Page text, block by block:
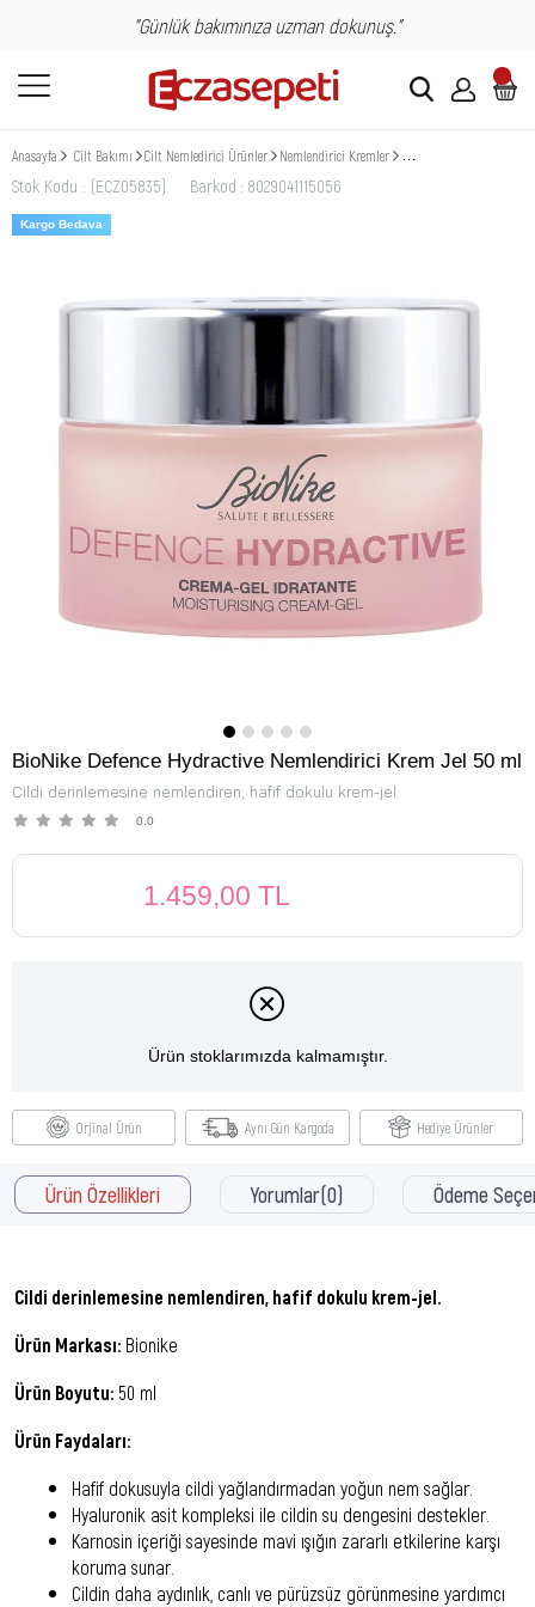
"Günlük bakımınıza uzman dokunuş."
Anasayfa Cilt Bakımı Cilt Nemledirici Ürünler Nemlendirici Kremler BioNike Defence
Stok Kodu (ECZ05835) Barkod : 8029041115056
Kargo Bedava
BioNike Defence Hydractive Nemlendirici Krem Jel 50 ml
Cildi derinlemesine nemlendiren, hafif dokulu krem-jel.
0.0
1.459,00 TL
Ürün stoklarımızda kalmamıştır.
Orjinal Ürün Aynı Gün Kargoda Hediye Ürünler
Ürün Özellikleri Yorumlar(0) Ödeme
Cildi derinlemesine nemlendiren, hafif dokulu krem-jel.
Ürün Markası: Bionike
Ürün Boyutu: 50 ml
Ürün Faydaları:
Hafif dokusuyla cildi yağlandırmadan yoğun nem sağlar.
Hyaluronik asit kompleksi ile cildin su dengesini destekler.
Karnosin içeriği sayesinde mavi ışığın zararlı etkilerine karşı
koruma sunar.
Cildin daha aydınlık, canlı ve pürüzsüz görünmesine yardımcı